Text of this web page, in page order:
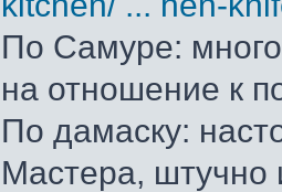
По Самуре: много
на отношение к
По дамаску:
Мастера, штучно